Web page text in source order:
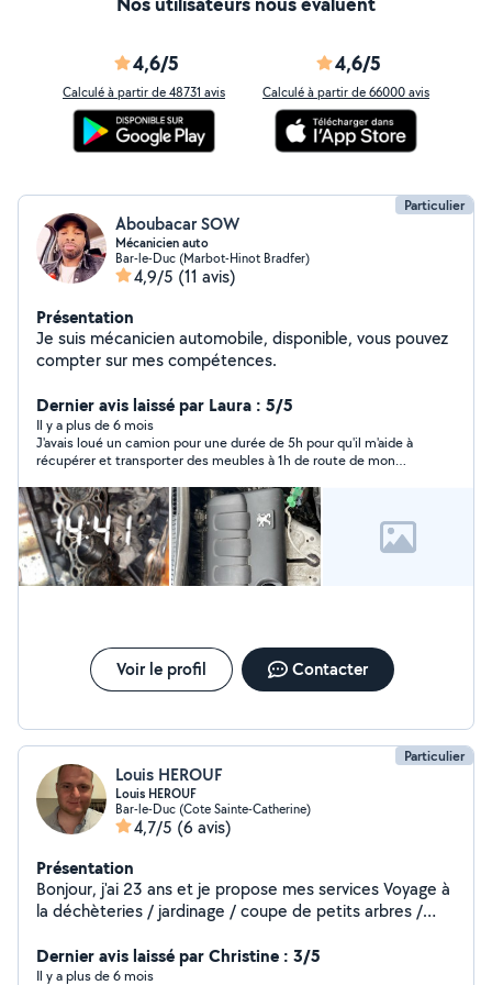
4,6/5
Calculé à partir de 48731 avis
4,6/5
Calculé à partir de 66000 avis
Particulier
Aboubacar SOW
Mécanicien auto
Bar-le-Duc (Marbot-Hinot Bradfer)
4,9/5 (11 avis)
Présentation
Je suis mécanicien automobile, disponible, vous pouvez
compter sur mes compétences.
Dernier avis laissé par Laura : 5/5
Il y a plus de 6 mois
J'avais loué un camion pour une durée de 5h pour qu'il m'aide à
récupérer et transporter des meubles à 1h de route de mon
bosseur, efficace et a fait le travail avec soin. C'est la première
fois que je demandais un service à une personne inconnue car
je n'avais pas d'autre choix et je ne le regrette pas. Impeccable
et bonne expérience, je referais appel à lui pour d'autres
services. Je recommande vraiment Aboubacar.
Voir le profil Contacter
Particulier
Louis HEROUF
Louis HEROUF
Bar-le-Duc (Cote Sainte-Catherine)
4,7/5 (6 avis)
Présentation
Bonjour, j'ai 23 ans et je propose mes services Voyage à
la déchèteries / jardinage / coupe de petits arbres /
la location, perceuse, disqueuse, poste à souder,
karcher portatif, scie sauteuse
Dernier avis laissé par Christine : 3/5
Il y a plus de 6 mois